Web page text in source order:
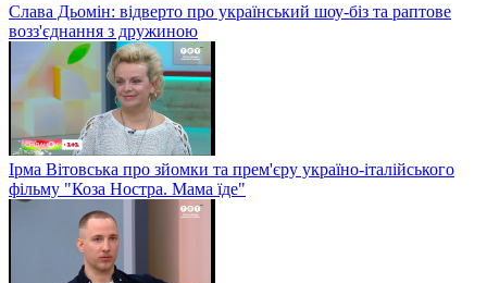
Слава Дьомін: відверто про український шоу-біз та раптове
возз'єднання з дружиною
Ірма Вітовська про зйомки та прем'єру україно-італійського
фільму "Коза Ностра. Мама їде"